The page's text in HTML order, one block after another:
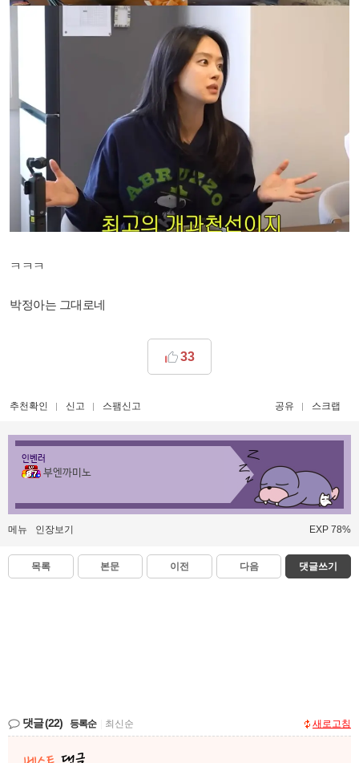
ㅋㅋㅋ
박정아는 그대로네
33
추천확인 신고 스팸신고 공유 스크랩
인벤러
부엔까미노
메뉴 인장보기 EXP 78%
목록 본문 이전 다음 댓글쓰기
댓글(22) 등록순 최신순 새로고침